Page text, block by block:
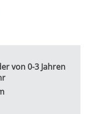
von 0-3 Jahren